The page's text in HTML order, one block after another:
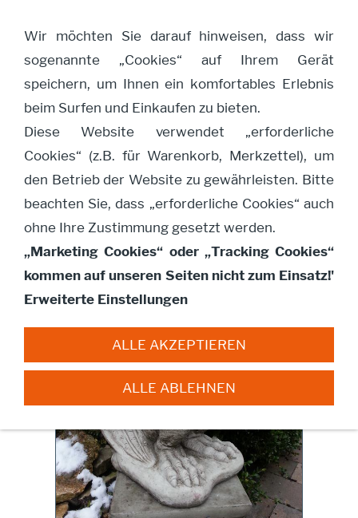
Navigation öffnen
Gargoyle Hand auf Stirn
antik
Wir möchten Sie darauf hinweisen, dass wir
sogenannte „Cookies“ auf Ihrem Gerät
speichern, um Ihnen ein komfortables Erlebnis
beim Surfen und Einkaufen zu bieten.
Diese Website verwendet „erforderliche
Cookies“ (z.B. für Warenkorb, Merkzettel), um
den Betrieb der Website zu gewährleisten. Bitte
beachten Sie, dass „erforderliche Cookies“ auch
ohne Ihre Zustimmung gesetzt werden.
„Marketing Cookies“ oder „Tracking Cookies“
kommen auf unseren Seiten nicht zum Einsatz!'
Erweiterte Einstellungen
ALLE AKZEPTIEREN
ALLE ABLEHNEN